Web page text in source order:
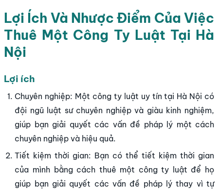
Lợi Ích Và Nhược Điểm Của Việc
Thuê Một Công Ty Luật Tại Hà
Nội
Lợi ích
Chuyên nghiệp: Một công ty luật uy tín tại Hà Nội có
đội ngũ luật sư chuyên nghiệp và giàu kinh nghiệm,
giúp bạn giải quyết các vấn đề pháp lý một cách
chuyên nghiệp và hiệu quả.
Tiết kiệm thời gian: Bạn có thể tiết kiệm thời gian
của mình bằng cách thuê một công ty luật để họ
giúp bạn giải quyết các vấn đề pháp lý thay vì tự